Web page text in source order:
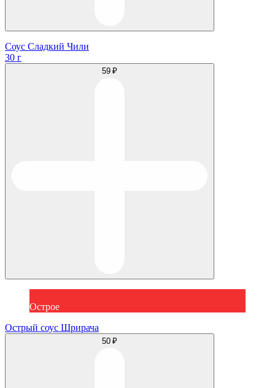
Соус Сладкий Чили
30 г
59 ₽
Острое
Острый соус Шрирача
50 ₽